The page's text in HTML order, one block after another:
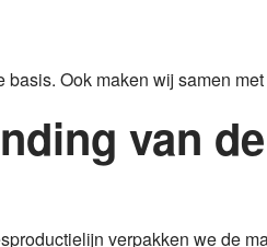
Ook maken wij samen
van
verpakken we de